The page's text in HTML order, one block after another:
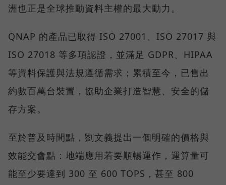
洲也正是全球推動資料主權的最大動力。
QNAP 的產品已取得 ISO 27001、ISO 27017 與
ISO 27018 等多項認證，並滿足 GDPR、HIPAA
等資料保護與法規遵循需求；累積至今，已售出
約數百萬台裝置，協助企業打造智慧、安全的儲
存方案。
至於普及時間點，劉文義提出一個明確的價格與
效能交會點：地端應用若要順暢運作，運算量可
能至少要達到 300 至 600 TOPS，甚至 800